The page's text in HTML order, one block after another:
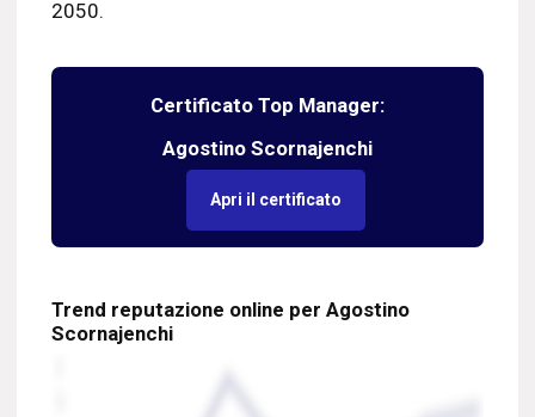
2050.
Certificato Top Manager:
Agostino Scornajenchi
Apri il certificato
Trend reputazione online per Agostino
Scornajenchi